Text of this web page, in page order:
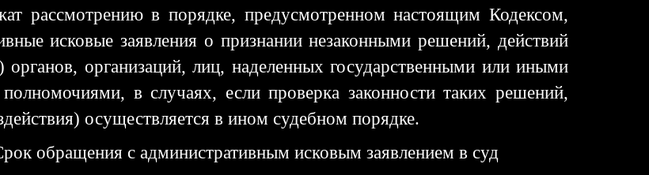
рассмотрению в порядке, предусмотренном настоящим Кодексом,
исковые заявления о признании незаконными решений, действий
органов, организаций, лиц, наделенных государственными или иными
в случаях, если проверка законности таких решений,
осуществляется в ином судебном порядке.
обращения с административным исковым заявлением в суд